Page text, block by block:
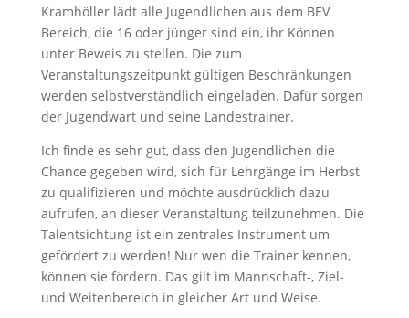
Kramhöller lädt alle Jugendlichen aus dem BEV
Bereich, die 16 oder jünger sind ein, ihr Können
unter Beweis zu stellen. Die zum
Veranstaltungszeitpunkt gültigen Beschränkungen
werden selbstverständlich eingeladen. Dafür sorgen
der Jugendwart und seine Landestrainer.
Ich finde es sehr gut, dass den Jugendlichen die
Chance gegeben wird, sich für Lehrgänge im Herbst
zu qualifizieren und möchte ausdrücklich dazu
aufrufen, an dieser Veranstaltung teilzunehmen. Die
Talentsichtung ist ein zentrales Instrument um
gefördert zu werden! Nur wen die Trainer kennen,
können sie fördern. Das gilt im Mannschaft-, Ziel-
und Weitenbereich in gleicher Art und Weise.